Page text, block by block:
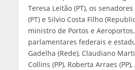
Teresa Leitão (PT), os
(PT) e Silvio Costa Filho
ministro de Portos e
parlamentares federais e
Gadelha (Rede), Claudiano
Collins (PP), Roberta Arraes